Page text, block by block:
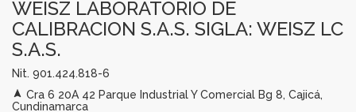
WEISZ LABORATORIO DE
CALIBRACION S.A.S. SIGLA: WEISZ LC
S.A.S.
Nit. 901.424.818-6
Cra 6 20A 42 Parque Industrial Y Comercial Bg 8, Cajicá,
Cundinamarca